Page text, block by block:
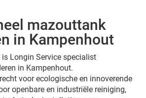
mazouttank
in Kampenhout
Longin Service specialist
in Kampenhout.
voor ecologische en innoverende
openbare en industriële reiniging,